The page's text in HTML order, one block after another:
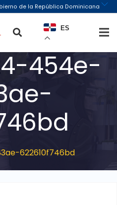
ES
454e-
622610f746bd